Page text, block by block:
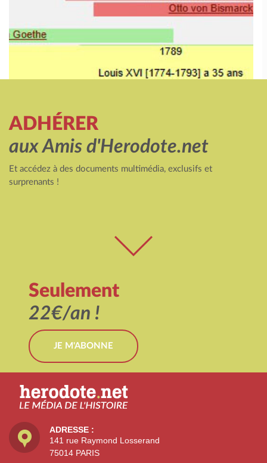
ADHÉRER
aux Amis d'Herodote.net
Et accédez à des documents multimédia, exclusifs et
surprenants !
Seulement
22€/an !
JE M'ABONNE
ADRESSE :
141 rue Raymond Losserand
75014 PARIS